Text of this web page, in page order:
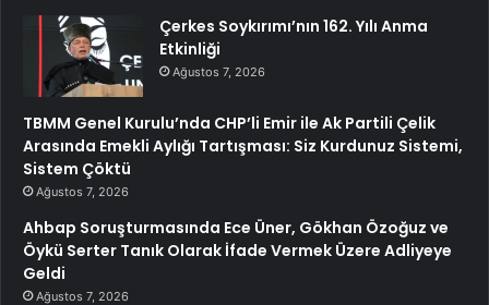
Çerkes Soykırımı’nın 162. Yılı Anma
Etkinliği
Ağustos 7, 2026
TBMM Genel Kurulu’nda CHP’li Emir ile Ak Partili Çelik
Arasında Emekli Aylığı Tartışması: Siz Kurdunuz Sistemi,
Sistem Çöktü
Ağustos 7, 2026
Ahbap Soruşturmasında Ece Üner, Gökhan Özoğuz ve
Öykü Serter Tanık Olarak İfade Vermek Üzere Adliyeye
Geldi
Ağustos 7, 2026